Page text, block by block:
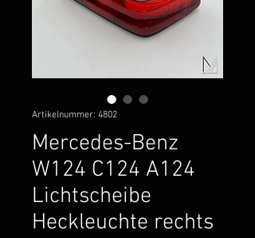
Artikelnummer: 4802
Mercedes-Benz
W124 C124 A124
Lichtscheibe
Heckleuchte rechts